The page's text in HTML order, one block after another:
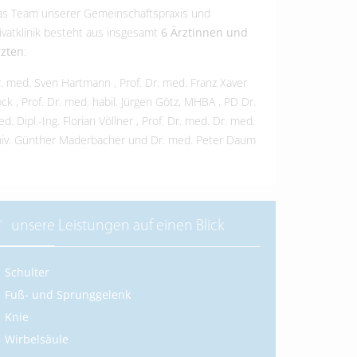
Team unserer Gemeinschaftspraxis und
besteht aus insgesamt 6 Ärztinnen und
:
med. Sven Hartmann , Prof. Dr. med. Franz Xaver
, Prof. Dr. med. habil. Jürgen Götz, MHBA , PD Dr.
Dipl.-Ing. Florian Völlner , Prof. Dr. med. Dr. med.
Günther Maderbacher und Dr. med. Peter Daum
unsere Leistungen auf einen Blick
Schulter
Fuß- und Sprunggelenk
Knie
Wirbelsäule